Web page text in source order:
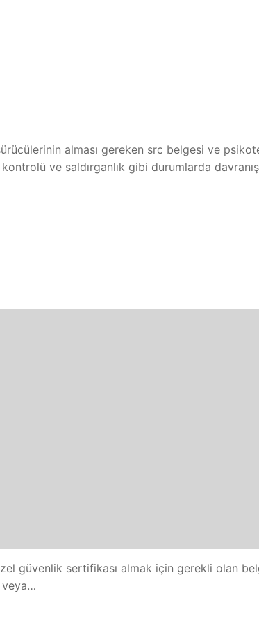
alması gereken src belgesi ve
ve saldırganlık gibi durumlarda
güvenlik sertifikası almak için gerekli olan
veya…